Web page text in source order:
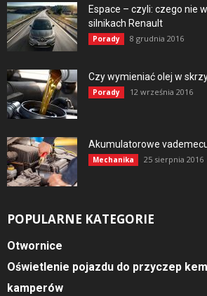
Espace – czyli: czego nie
silnikach Renault
Porady 8 grudnia 2016
Czy wymieniać olej w
Porady 12 września 2016
Akumulatorowe
Mechanika 25 sierpnia 2016
POPULARNE KATEGORIE
Otwornice
Oświetlenie pojazdu do przyczep
kamperów